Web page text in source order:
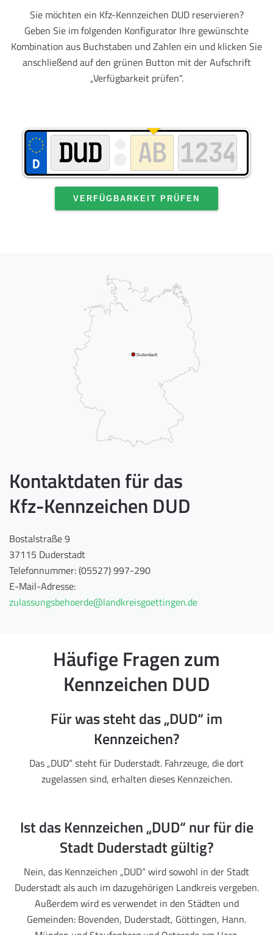
Sie möchten ein Kfz-Kennzeichen DUD reservieren?
Geben Sie im folgenden Konfigurator Ihre gewünschte
Kombination aus Buchstaben und Zahlen ein und klicken Sie
anschließend auf den grünen Button mit der Aufschrift
„Verfügbarkeit prüfen“.
VERFÜGBARKEIT PRÜFEN
Duderstadt
Kontaktdaten für das
Kfz-Kennzeichen DUD
Bostalstraße 9
37115 Duderstadt
Telefonnummer: (05527) 997-290
E-Mail-Adresse:
zulassungsbehoerde@landkreisgoettingen.de
Häufige Fragen zum
Kennzeichen DUD
Für was steht das „DUD“ im
Kennzeichen?
Das „DUD“ steht für Duderstadt. Fahrzeuge, die dort
zugelassen sind, erhalten dieses Kennzeichen.
Ist das Kennzeichen „DUD“ nur für die
Stadt Duderstadt gültig?
Nein, das Kennzeichen „DUD“ wird sowohl in der Stadt
Duderstadt als auch im dazugehörigen Landkreis vergeben.
Außerdem wird es verwendet in den Städten und
Gemeinden: Bovenden, Duderstadt, Göttingen, Hann.